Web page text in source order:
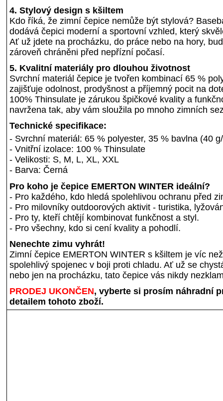
4. Stylový design s kšiltem
Kdo říká, že zimní čepice nemůže být stylová?
dodává čepici moderní a sportovní vzhled, který
Ať už jdete na procházku, do práce nebo na hory,
zároveň chráněni před nepřízní počasí.
5. Kvalitní materiály pro dlouhou životnost
Svrchní materiál čepice je tvořen kombinací 65 %
zajišťuje odolnost, prodyšnost a příjemný pocit na
100% Thinsulate je zárukou špičkové kvality a
navržena tak, aby vám sloužila po mnoho zimních
Technické specifikace:
- Svrchní materiál: 65 % polyester, 35 % bavlna (40
- Vnitřní izolace: 100 % Thinsulate
- Velikosti: S, M, L, XL, XXL
- Barva: Černá
Pro koho je čepice EMERTON WINTER ideální?
- Pro každého, kdo hledá spolehlivou ochranu před
- Pro milovníky outdoorových aktivit - turistika,
- Pro ty, kteří chtějí kombinovat funkčnost a styl.
- Pro všechny, kdo si cení kvality a pohodlí.
Nenechte zimu vyhrát!
Zimní čepice EMERTON WINTER s kšiltem je víc
spolehlivý spojenec v boji proti chladu. Ať už se
nebo jen na procházku, tato čepice vás nikdy
PRODEJ UKONČEN, vyberte si prosím náhradní
detailem tohoto zboží.